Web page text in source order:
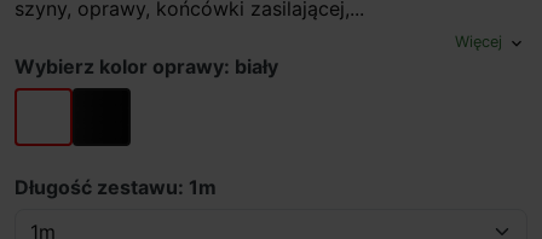
szyny, oprawy, końcówki zasilającej,...
Więcej expand_more
Wybierz kolor oprawy: biały
biały czarny
Długość zestawu: 1m